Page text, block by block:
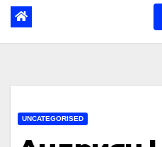
UNCATEGORISED